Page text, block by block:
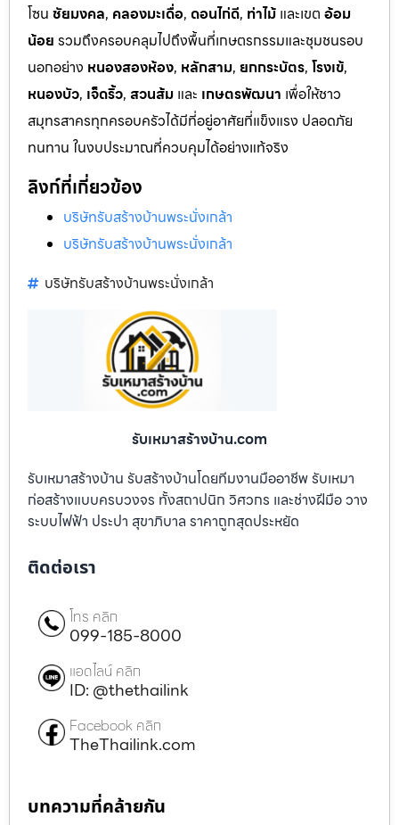
โซน ชัยมงคล, คลองมะเดื่อ, ดอนไก่ดี, ท่าไม้ และเขต อ้อม
น้อย รวมถึงครอบคลุมไปถึงพื้นที่เกษตรกรรมและชุมชนรอบ
นอกอย่าง หนองสองห้อง, หลักสาม, ยกกระบัตร, โรงเข้,
หนองบัว, เจ็ดริ้ว, สวนส้ม และ เกษตรพัฒนา เพื่อให้ชาว
สมุทรสาครทุกครอบครัวได้มีที่อยู่อาศัยที่แข็งแรง ปลอดภัย
ทนทาน ในงบประมาณที่ควบคุมได้อย่างแท้จริง
ลิงก์ที่เกี่ยวข้อง
บริษัทรับสร้างบ้านพระนั่งเกล้า
บริษัทรับสร้างบ้านพระนั่งเกล้า
บริษัทรับสร้างบ้านพระนั่งเกล้า
รับเหมาสร้างบ้าน.com
รับเหมาสร้างบ้าน รับสร้างบ้านโดยทีมงานมืออาชีพ รับเหมา
ก่อสร้างแบบครบวงจร ทั้งสถาปนิก วิศวกร และช่างฝีมือ วาง
ระบบไฟฟ้า ประปา สุขาภิบาล ราคาถูกสุดประหยัด
ติดต่อเรา
โทร คลิก
099-185-8000
แอดไลน์ คลิก
ID: @thethailink
Facebook คลิก
TheThailink.com
บทความที่คล้ายกัน